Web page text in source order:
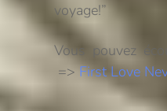
voyage!”
Vous pouvez
=> First Love